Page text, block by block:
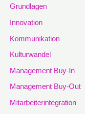
Grundlagen
Innovation
Kommunikation
Kulturwandel
Management Buy-In
Management Buy-Out
Mitarbeiterintegration